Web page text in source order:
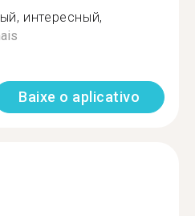
интересный,
Baixe o aplicativo